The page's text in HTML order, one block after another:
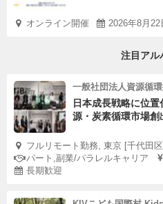
オンライン開催 2026年8月
注目アル
一般社団法人資源循
日本成長戦略に位
源・炭素循環市場創
フルリモート勤務, 東京 [千代田
パート,副業/パラレルキャリア
長期歓迎